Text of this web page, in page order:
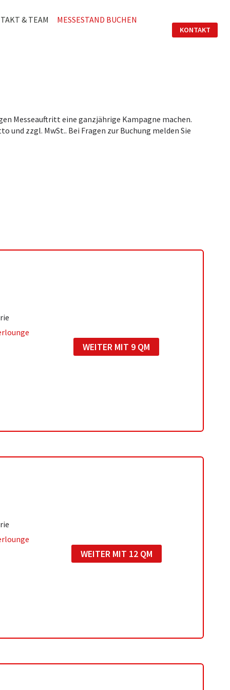
& TEAM MESSESTAND BUCHEN
KONTAKT
Messeauftritt eine ganzjährige Kampagne machen.
und zzgl. MwSt.. Bei Fragen zur Buchung melden Sie
WEITER MIT 9 QM
WEITER MIT 12 QM